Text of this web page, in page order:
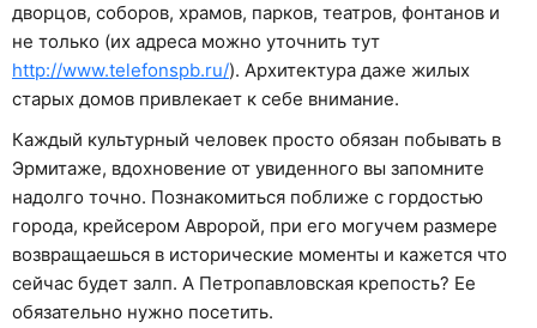
дворцов, соборов, храмов, парков, театров, фонтанов и
не только (их адреса можно уточнить тут
http://www.telefonspb.ru/). Архитектура даже жилых
старых домов привлекает к себе внимание.
Каждый культурный человек просто обязан побывать в
Эрмитаже, вдохновение от увиденного вы запомните
надолго точно. Познакомиться поближе с гордостью
города, крейсером Авророй, при его могучем размере
возвращаешься в исторические моменты и кажется что
сейчас будет залп. А Петропавловская крепость? Ее
обязательно нужно посетить.